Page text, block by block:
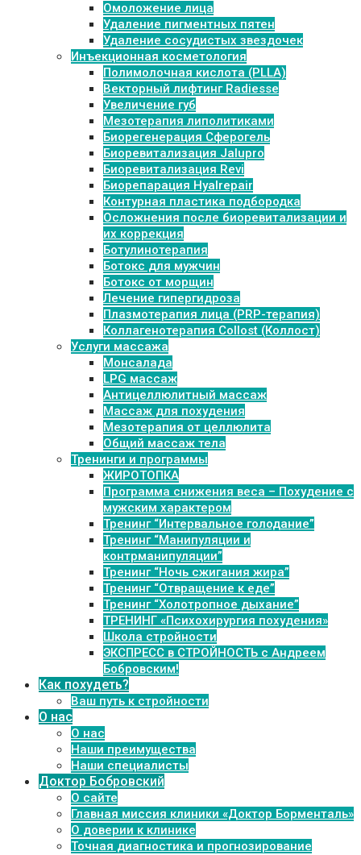
Омоложение лица
Удаление пигментных пятен
Удаление сосудистых звездочек
Инъекционная косметология
Полимолочная кислота (PLLA)
Векторный лифтинг Radiesse
Увеличение губ
Мезотерапия липолитиками
Биорегенерация Сферогель
Биоревитализация Jalupro
Биоревитализация Revi
Биорепарация Hyalrepair
Контурная пластика подбородка
Осложнения после биоревитализации и
их коррекция
Ботулинотерапия
Ботокс для мужчин
Ботокс от морщин
Лечение гипергидроза
Плазмотерапия лица (PRP-терапия)
Коллагенотерапия Collost (Коллост)
Услуги массажа
Монсалада
LPG массаж
Антицеллюлитный массаж
Массаж для похудения
Мезотерапия от целлюлита
Общий массаж тела
Тренинги и программы
ЖИРОТОПКА
Программа снижения веса – Похудение с
мужским характером
Тренинг “Интервальное голодание”
Тренинг “Манипуляции и
контрманипуляции”
Тренинг “Ночь сжигания жира”
Тренинг “Отвращение к еде”
Тренинг “Холотропное дыхание”
ТРЕНИНГ «Психохирургия похудения»
Школа стройности
ЭКСПРЕСС в СТРОЙНОСТЬ с Андреем
Бобровским!
Как похудеть?
Ваш путь к стройности
О нас
О нас
Наши преимущества
Наши специалисты
Доктор Бобровский
О сайте
Главная миссия клиники «Доктор Борменталь»
О доверии к клинике
Точная диагностика и прогнозирование